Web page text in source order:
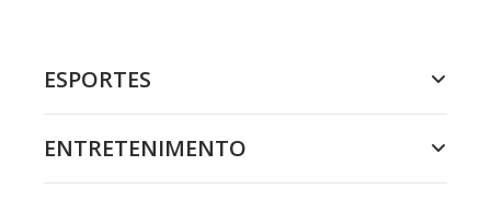
ESPORTES
ENTRETENIMENTO